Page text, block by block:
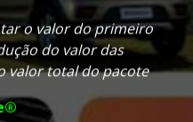
o valor do primeiro
do valor das
valor total do pacote